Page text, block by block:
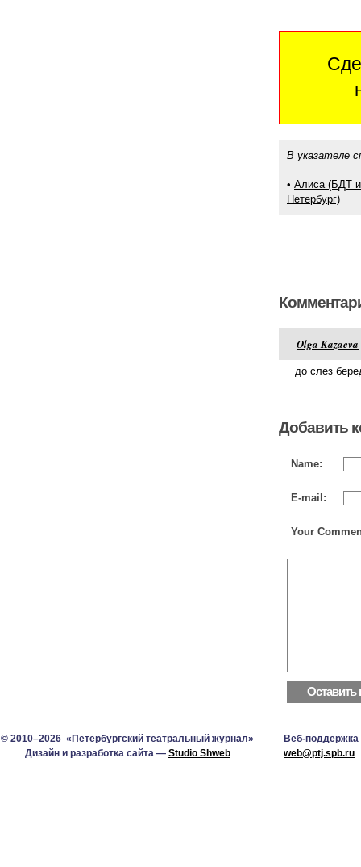
В указателе
• Алиса (БДТ
Петербург)
Olga Kazaeva
до слез
Добавить
Name:
E-mail:
Your
© 2010–2026 «Петербургский театральный журнал»
Дизайн и разработка сайта — Studio Shweb
Веб-поддержка
web@ptj.spb.ru